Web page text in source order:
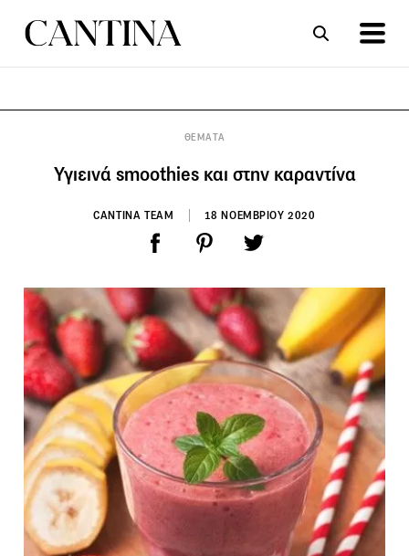
ΘΕΜΑΤΑ
Υγιεινά smoothies και στην καραντίνα
CANTINA TEAM 18 ΝΟΕΜΒΡΙΟΥ 2020